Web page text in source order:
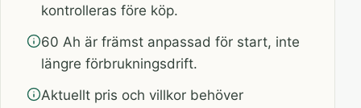
kontrolleras före köp.
60 Ah är främst anpassad för start, inte
längre förbrukningsdrift.
Aktuellt pris och villkor behöver